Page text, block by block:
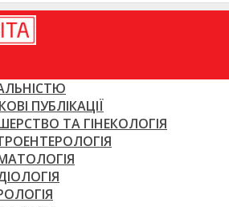
ПУБЛІКАЦІЇ
ТА ГІНЕКОЛОГІЯ